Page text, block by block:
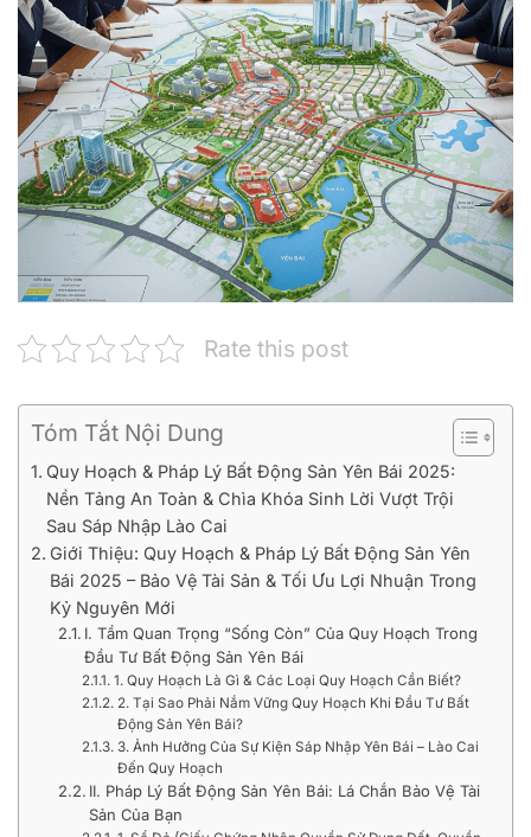
Rate this post
Tóm Tắt Nội Dung
Quy Hoạch & Pháp Lý Bất Động Sản Yên Bái 2025:
Nền Tảng An Toàn & Chìa Khóa Sinh Lời Vượt Trội
Sau Sáp Nhập Lào Cai
Giới Thiệu: Quy Hoạch & Pháp Lý Bất Động Sản Yên
Bái 2025 – Bảo Vệ Tài Sản & Tối Ưu Lợi Nhuận Trong
Kỷ Nguyên Mới
I. Tầm Quan Trọng “Sống Còn” Của Quy Hoạch Trong
Đầu Tư Bất Động Sản Yên Bái
1. Quy Hoạch Là Gì & Các Loại Quy Hoạch Cần Biết?
2. Tại Sao Phải Nắm Vững Quy Hoạch Khi Đầu Tư Bất
Động Sản Yên Bái?
3. Ảnh Hưởng Của Sự Kiện Sáp Nhập Yên Bái – Lào Cai
Đến Quy Hoạch
II. Pháp Lý Bất Động Sản Yên Bái: Lá Chắn Bảo Vệ Tài
Sản Của Bạn